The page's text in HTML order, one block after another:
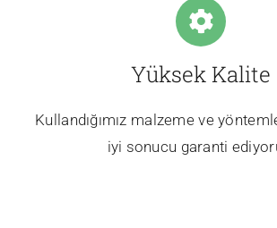
Yüksek Kalite
Kullandığımız malzeme ve
iyi sonucu garanti